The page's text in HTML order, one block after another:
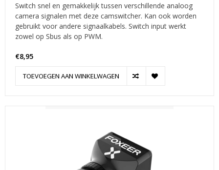
Switch snel en gemakkelijk tussen verschillende analoog
camera signalen met deze camswitcher. Kan ook worden
gebruikt voor andere signaalkabels. Switch input werkt
zowel op Sbus als op PWM.
€8,95
TOEVOEGEN AAN WINKELWAGEN